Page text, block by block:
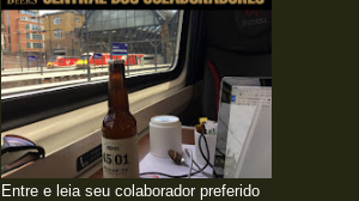
Entre e leia seu colaborador preferido